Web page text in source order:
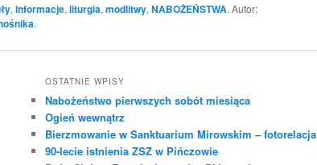
, informacje, liturgia, modlitwy, NABOŻEŃSTWA. Autor:
.
OSTATNIE WPISY
Nabożeństwo pierwszych sobót miesiąca
Ogień wewnątrz
Bierzmowanie w Sanktuarium Mirowskim – fotorelacja
90-lecie istnienia ZSZ w Pińczowie